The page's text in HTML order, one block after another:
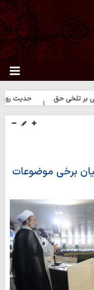
حدیث روز | استغفار حضرت
برخی موضوعات